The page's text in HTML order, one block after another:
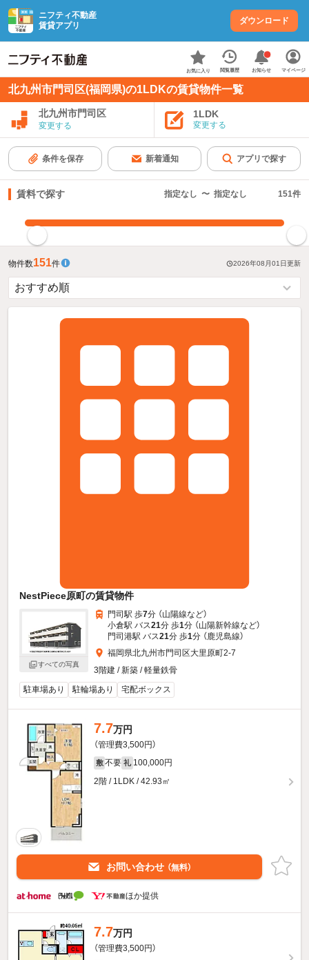
ニフティ不動産
賃貸アプリ
ダウンロード
お気に入り 閲覧履歴 お知らせ マイページ
北九州市門司区(福岡県)の1LDKの賃貸物件一覧
北九州市門司区
変更する
1LDK
変更する
条件を保存 新着通知 アプリで探す
賃料で探す 指定なし 〜 指定なし 151件
物件数151件 2026年08月01日更新
NestPiece原町の賃貸物件
すべての写真
門司駅 歩7分 （山陽線など）
小倉駅 バス21分 歩1分 （山陽新幹線など）
門司港駅 バス21分 歩1分 （鹿児島線）
福岡県北九州市門司区大里原町2-7
3階建 / 新築 / 軽量鉄骨
駐車場あり
駐輪場あり 宅配ボックス
7.7万円
（管理費3,500円）
敷 不要 礼 100,000円
2階 / 1LDK / 42.93㎡
お問い合わせ （無料）
ほか提供
7.7万円
（管理費3,500円）